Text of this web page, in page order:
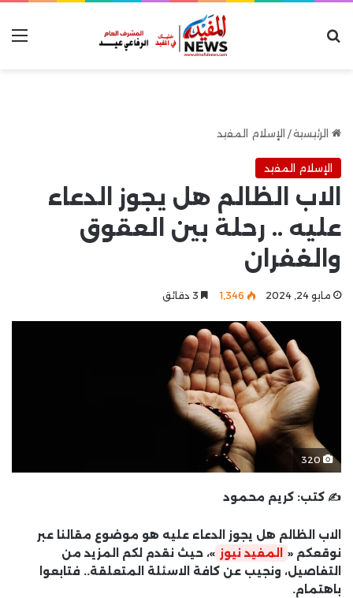
الرئيسية/ الإسلام المفيد
الإسلام المفيد
الاب الظالم هل يجوز الدعاء
عليه .. رحلة بين العقوق
والغفران
مايو 24, 2024 1٬346
✍️ كتب: كريم محمود
الاب الظالم هل يجوز الدعاء عليه هو موضوع مقالنا عبر
نوقعكم «
المفيد نيوز »، حيث نقدم لكم المزيد من
التفاصيل، ونجيب عن كافة الاسئلة المتعلقة.. فتابعوا
باهتمام.